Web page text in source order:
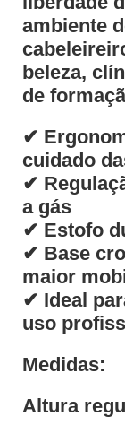
ambiente
beleza,
de
✔
cuidado
✔
a gás
✔ Estofo
✔ Base
maior
✔ Ideal
uso
Medidas:
Altura